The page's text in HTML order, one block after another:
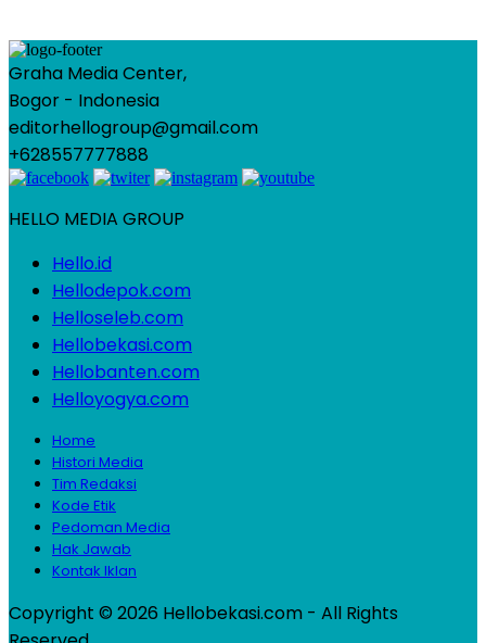
Graha Media Center,
Bogor - Indonesia
editorhellogroup@gmail.com
+628557777888
HELLO MEDIA GROUP
Hello.id
Hellodepok.com
Helloseleb.com
Hellobekasi.com
Hellobanten.com
Helloyogya.com
Home
Histori Media
Tim Redaksi
Kode Etik
Pedoman Media
Hak Jawab
Kontak Iklan
Copyright © 2026 Hellobekasi.com - All Rights